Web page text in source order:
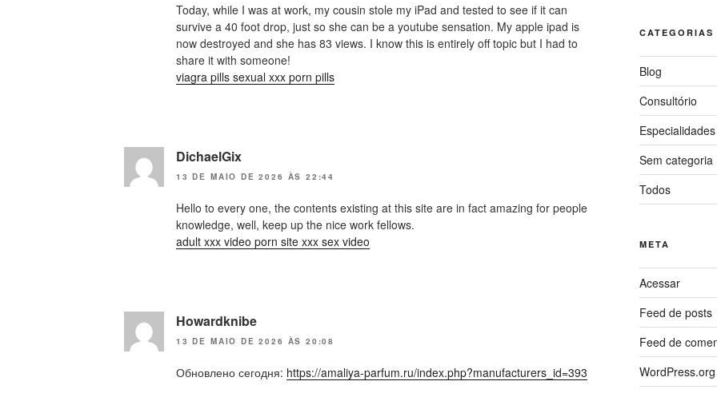
Today, while I was at work, my cousin stole my iPad and tested to see if it can
survive a 40 foot drop, just so she can be a youtube sensation. My apple ipad is
now destroyed and she has 83 views. I know this is entirely off topic but I had to
share it with someone!
viagra pills sexual xxx porn pills
DichaelGix
13 DE MAIO DE 2026 ÀS 22:44
Hello to every one, the contents existing at this site are in fact amazing for people
knowledge, well, keep up the nice work fellows.
adult xxx video porn site xxx sex video
Howardknibe
13 DE MAIO DE 2026 ÀS 20:08
Обновлено сегодня: https://amaliya-parfum.ru/index.php?manufacturers_id=393
CATEGORIAS
Blog
Consultório
Especialidades
Sem categoria
Todos
META
Acessar
Feed de posts
Feed de
WordPress.org